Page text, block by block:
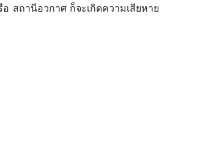
สถานีอวกาศ ก็จะเกิดความเสียหาย